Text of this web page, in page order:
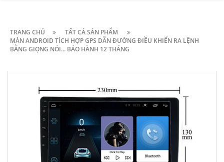
TRANG CHỦ
TẤT CẢ SẢN PHẨM
MÀN ANDROID TÍCH HỢP GPS DẪN ĐƯỜNG ĐIỀU KHIỂN RA LỆNH
BẰNG GIỌNG NÓI... BẢO HÀNH 12 THÁNG